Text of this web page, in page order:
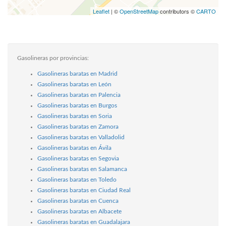
Leaflet | ©OpenStreetMapcontributors ©CARTO
Gasolineras por provincias:
Gasolineras baratas en Madrid
Gasolineras baratas en León
Gasolineras baratas en Palencia
Gasolineras baratas en Burgos
Gasolineras baratas en Soria
Gasolineras baratas en Zamora
Gasolineras baratas en Valladolid
Gasolineras baratas en Ávila
Gasolineras baratas en Segovia
Gasolineras baratas en Salamanca
Gasolineras baratas en Toledo
Gasolineras baratas en Ciudad Real
Gasolineras baratas en Cuenca
Gasolineras baratas en Albacete
Gasolineras baratas en Guadalajara